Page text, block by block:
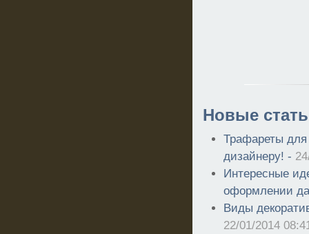
Новые
Трафареты
дизайнеру! -
Интересные
оформлении
Виды
22/01/2014